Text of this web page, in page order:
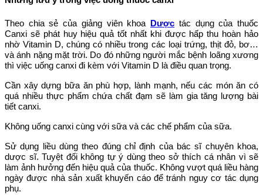
Theo chia sẻ của giảng viên khoa Dược tác dụng của thuốc
Canxi sẽ phát huy hiệu quả tốt nhất khi được hấp thu hoàn hảo
nhờ Vitamin D, chúng có nhiều trong các loại trứng, thịt đỏ, bơ…
và ánh nặng mặt trời. Do đó những người mắc bệnh loãng xương
thì việc uống canxi đi kèm với Vitamin D là điều quan trọng.
Cần xây dựng bữa ăn phù hợp, lành mạnh, nếu các món ăn có
quá nhiều thực phẩm chứa chất đạm sẽ làm gia tăng lượng bài
tiết canxi.
Không uống canxi cùng với sữa và các chế phẩm của sữa.
Sử dụng liều dùng theo đúng chỉ định của bác sĩ chuyên khoa,
dược sĩ. Tuyệt đối không tự ý dùng theo sở thích cá nhân vì sẽ
làm ảnh hưởng đến hiệu quả của thuốc. Không vượt quá liều hàng
ngày được nhà sản xuất khuyến cáo để tránh nguy cơ tác dụng
phụ.